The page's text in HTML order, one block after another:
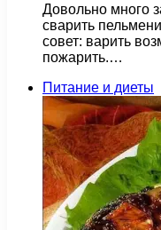
Довольно много
сварить
совет: варить
пожарить.…
Питание и диеты